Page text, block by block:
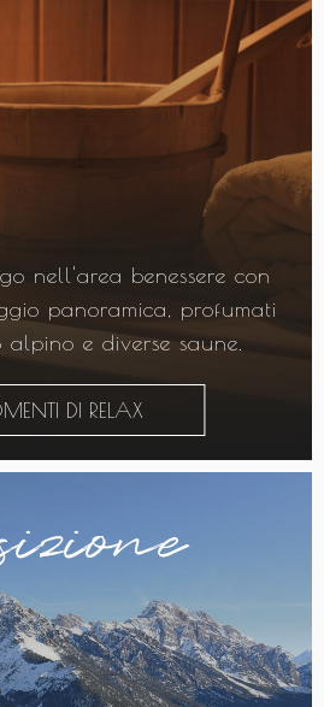
nell'area benessere con
panoramica, profumati
e diverse saune.
DI RELAX